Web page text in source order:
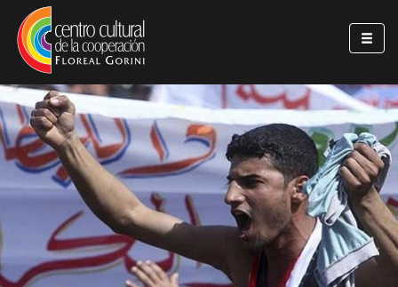
Pasar al contenido principal
Jump to main content